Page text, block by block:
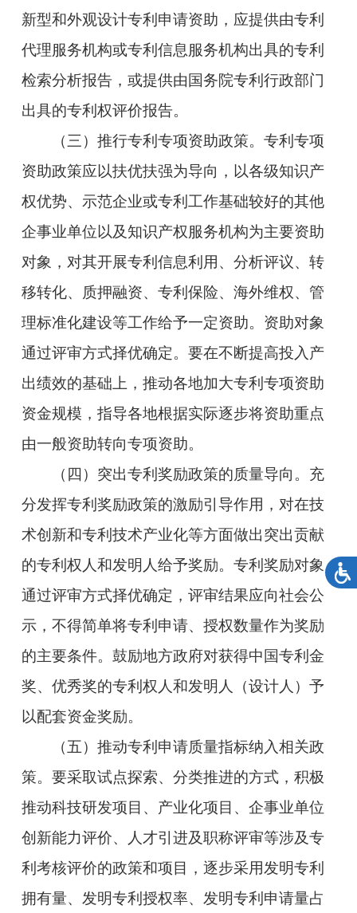
新型和外观设计专利申请资助，应提供由专利
代理服务机构或专利信息服务机构出具的专利
检索分析报告，或提供由国务院专利行政部门
出具的专利权评价报告。
（三）推行专利专项资助政策。专利专项
资助政策应以扶优扶强为导向，以各级知识产
权优势、示范企业或专利工作基础较好的其他
企事业单位以及知识产权服务机构为主要资助
对象，对其开展专利信息利用、分析评议、转
移转化、质押融资、专利保险、海外维权、管
理标准化建设等工作给予一定资助。资助对象
通过评审方式择优确定。要在不断提高投入产
出绩效的基础上，推动各地加大专利专项资助
资金规模，指导各地根据实际逐步将资助重点
由一般资助转向专项资助。
（四）突出专利奖励政策的质量导向。充
分发挥专利奖励政策的激励引导作用，对在技
术创新和专利技术产业化等方面做出突出贡献
的专利权人和发明人给予奖励。专利奖励对象
通过评审方式择优确定，评审结果应向社会公
示，不得简单将专利申请、授权数量作为奖励
的主要条件。鼓励地方政府对获得中国专利金
奖、优秀奖的专利权人和发明人（设计人）予
以配套资金奖励。
（五）推动专利申请质量指标纳入相关政
策。要采取试点探索、分类推进的方式，积极
推动科技研发项目、产业化项目、企事业单位
创新能力评价、人才引进及职称评审等涉及专
利考核评价的政策和项目，逐步采用发明专利
拥有量、发明专利授权率、发明专利申请量占